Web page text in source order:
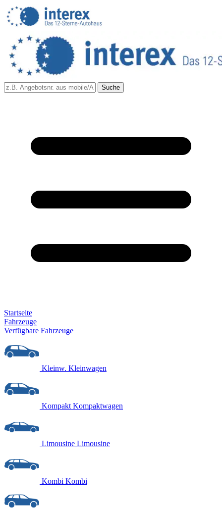
Suche
Startseite
Fahrzeuge
Verfügbare Fahrzeuge
Kleinw. Kleinwagen
Kompakt Kompaktwagen
Limousine Limousine
Kombi Kombi